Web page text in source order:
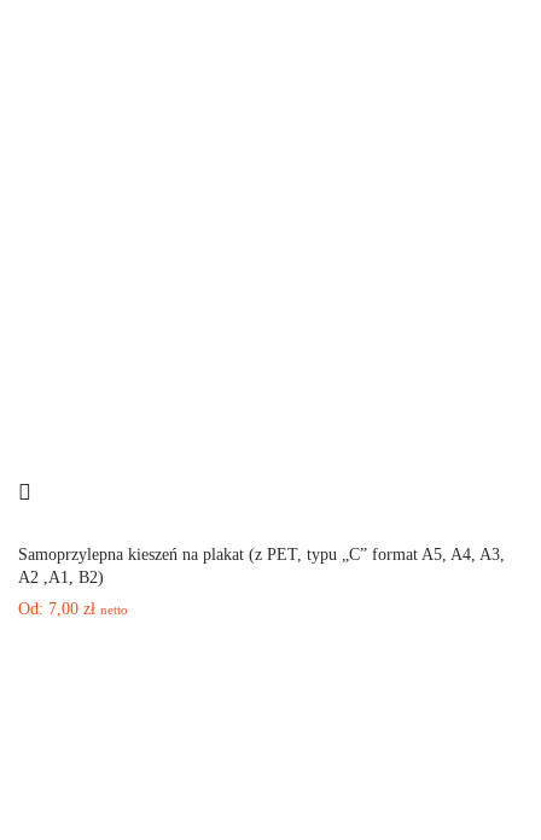
Samoprzylepna kieszeń na plakat (z PET, typu „C” format A5, A4, A3,
A2 ,A1, B2)
Od: 7,00 zł netto